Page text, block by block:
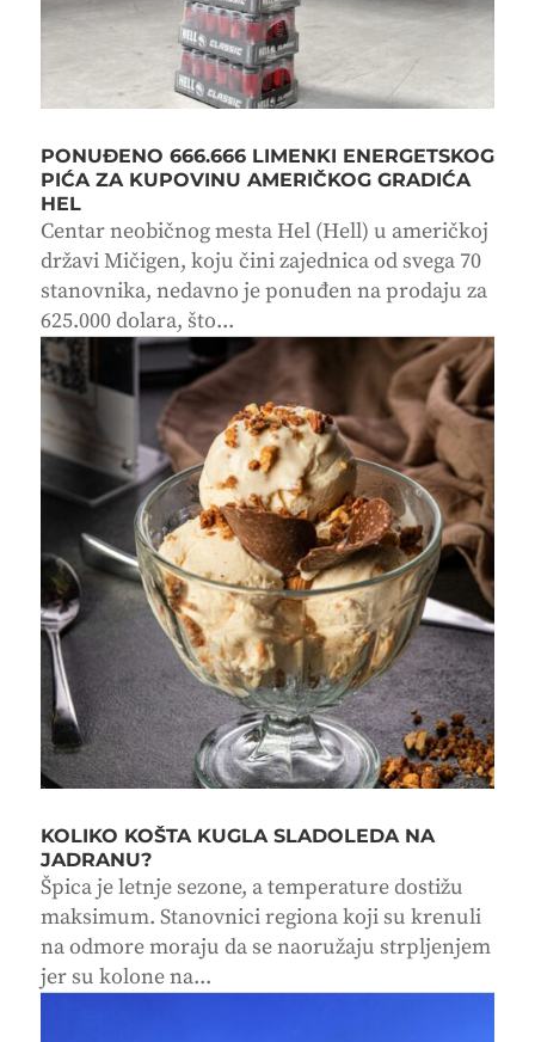
PONUĐENO 666.666 LIMENKI ENERGETSKOG
PIĆA ZA KUPOVINU AMERIČKOG GRADIĆA
HEL
Centar neobičnog mesta Hel (Hell) u američkoj
državi Mičigen, koju čini zajednica od svega 70
stanovnika, nedavno je ponuđen na prodaju za
625.000 dolara, što...
KOLIKO KOŠTA KUGLA SLADOLEDA NA
JADRANU?
Špica je letnje sezone, a temperature dostižu
maksimum. Stanovnici regiona koji su krenuli
na odmore moraju da se naoružaju strpljenjem
jer su kolone na...